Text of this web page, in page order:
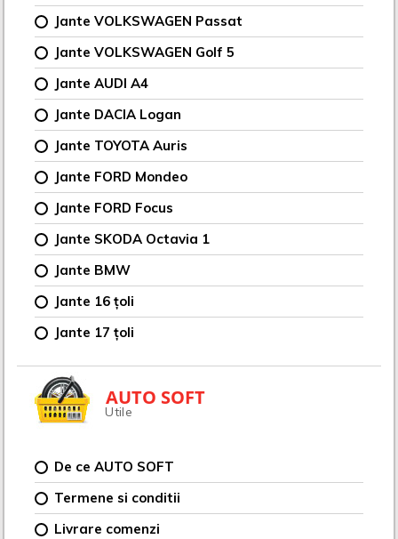
Jante VOLKSWAGEN Passat
Jante VOLKSWAGEN Golf 5
Jante AUDI A4
Jante DACIA Logan
Jante TOYOTA Auris
Jante FORD Mondeo
Jante FORD Focus
Jante SKODA Octavia 1
Jante BMW
Jante 16 țoli
Jante 17 țoli
AUTO SOFT
Utile
De ce AUTO SOFT
Termene si conditii
Livrare comenzi